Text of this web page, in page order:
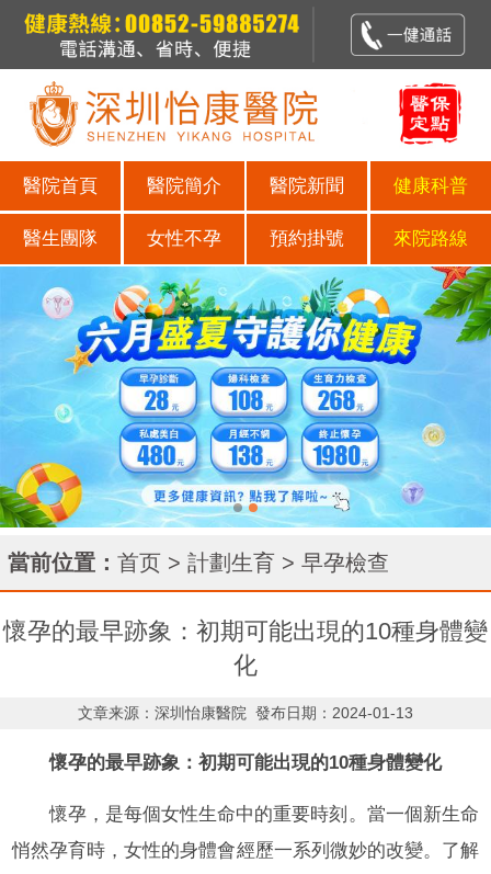
醫院首頁 醫院簡介 醫院新聞 健康科普
醫生團隊 女性不孕 預約掛號 來院路線
當前位置： 首页 > 計劃生育 > 早孕檢查
懷孕的最早跡象：初期可能出現的10種身體變
化
文章来源：深圳怡康醫院 發布日期：2024-01-13
懷孕的最早跡象：初期可能出現的10種身體變化
懷孕，是每個女性生命中的重要時刻。當一個新生命
悄然孕育時，女性的身體會經歷一系列微妙的改變。了解